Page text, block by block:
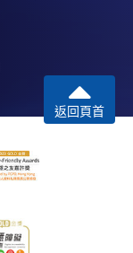
返回頁首